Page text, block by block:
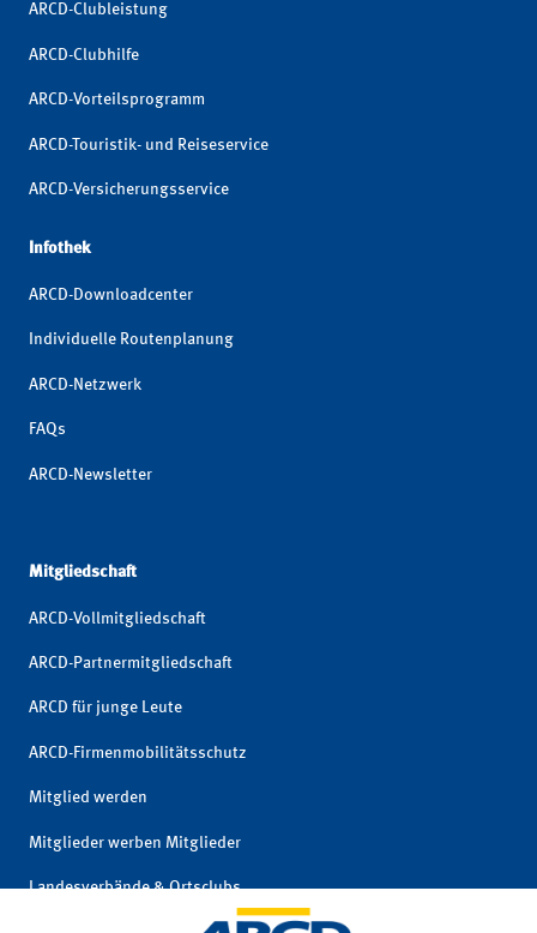
ARCD-Clubleistung
ARCD-Clubhilfe
ARCD-Vorteilsprogramm
ARCD-Touristik- und Reiseservice
ARCD-Versicherungsservice
Infothek
ARCD-Downloadcenter
Individuelle Routenplanung
ARCD-Netzwerk
FAQs
ARCD-Newsletter
Mitgliedschaft
ARCD-Vollmitgliedschaft
ARCD-Partnermitgliedschaft
ARCD für junge Leute
ARCD-Firmenmobilitätsschutz
Mitglied werden
Mitglieder werben Mitglieder
Landesverbände & Ortsclubs